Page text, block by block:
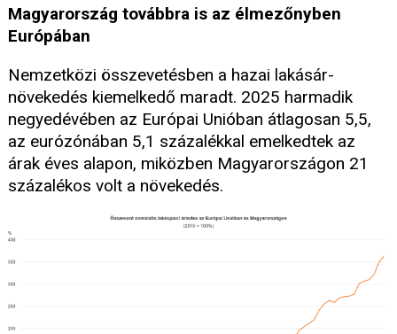
Magyarország továbbra is az élmezőnyben
Európában
Nemzetközi összevetésben a hazai lakásár-
növekedés kiemelkedő maradt. 2025 harmadik
negyedévében az Európai Unióban átlagosan 5,5,
az eurózónában 5,1 százalékkal emelkedtek az
árak éves alapon, miközben Magyarországon 21
százalékos volt a növekedés.